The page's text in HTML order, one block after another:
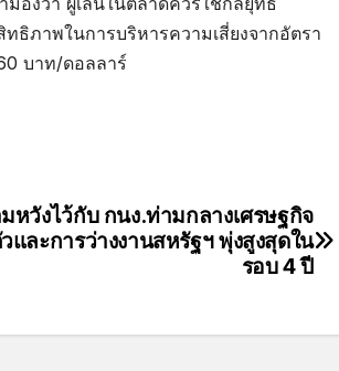
ธิภาพในการบริหารความเสี่ยงจากอัตรา
บาท/ดอลลาร์
หวังไว้กับ กนง.ท่ามกลางเศรษฐกิจ
และการว่างงานสหรัฐฯ พุ่งสูงสุดใน
รอบ 4 ปี